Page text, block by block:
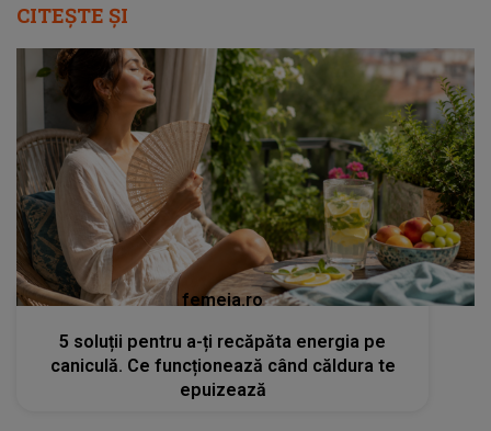
CITEȘTE ȘI
femeia.ro
5 soluții pentru a-ți recăpăta energia pe
caniculă. Ce funcționează când căldura te
epuizează